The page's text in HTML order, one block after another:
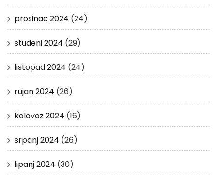
prosinac 2024 (24)
studeni 2024 (29)
listopad 2024 (24)
rujan 2024 (26)
kolovoz 2024 (16)
srpanj 2024 (26)
lipanj 2024 (30)